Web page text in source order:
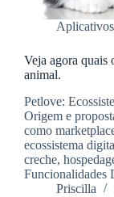
Aplicativos
Veja agora quais
animal.
Petlove:
Origem e
como
ecossistema
creche,
Priscilla